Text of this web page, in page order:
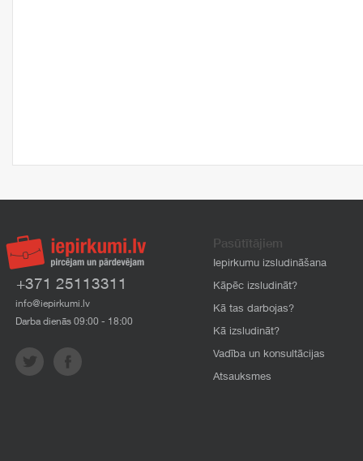
+371 25113311
info@iepirkumi.lv
Darba dienās 09:00 - 18:00
Pasūtītājiem
Iepirkumu izsludināšana
Kāpēc izsludināt?
Kā tas darbojas?
Kā izsludināt?
Vadība un konsultācijas
Atsauksmes